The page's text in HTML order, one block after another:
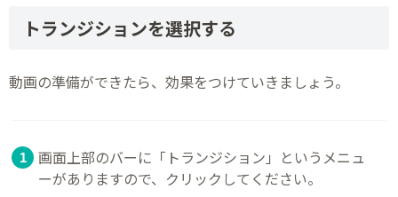
トランジションを選択する
動画の準備ができたら、効果をつけていきましょう。
画面上部のバーに「トランジション」というメニュ
ーがありますので、クリックしてください。